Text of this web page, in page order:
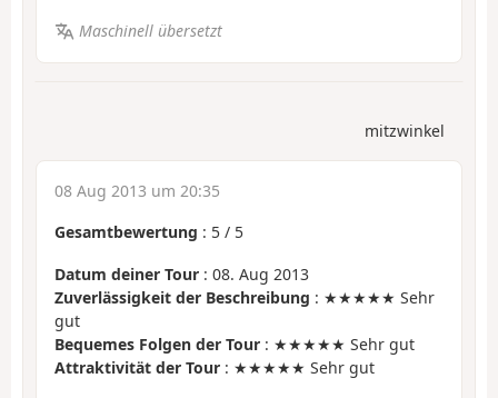
Maschinell übersetzt
mitzwinkel
08 Aug 2013 um 20:35
Gesamtbewertung : 5 / 5
Datum deiner Tour : 08. Aug 2013
Zuverlässigkeit der Beschreibung : ★★★★★ Sehr
gut
Bequemes Folgen der Tour : ★★★★★ Sehr gut
Attraktivität der Tour : ★★★★★ Sehr gut